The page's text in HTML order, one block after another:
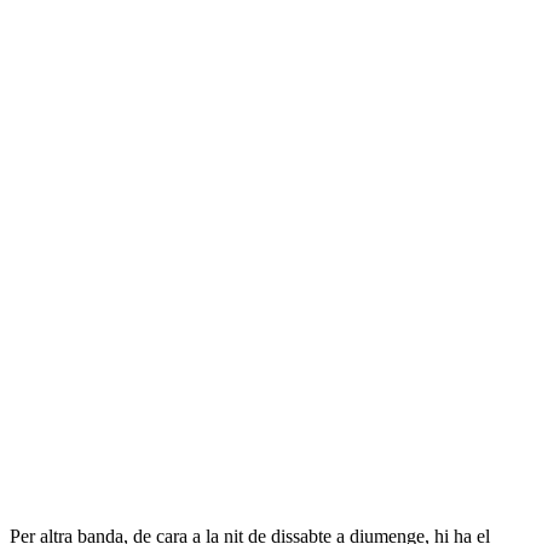
Per altra banda, de cara a la nit de dissabte a diumenge, hi ha el